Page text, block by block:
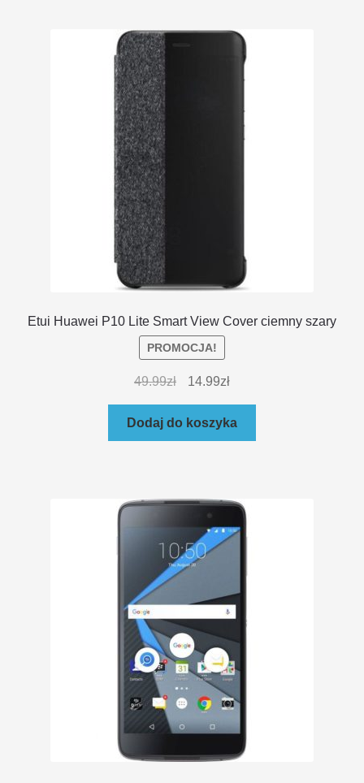
Etui Huawei P10 Lite Smart View Cover ciemny szary
PROMOCJA!
49.99zł 14.99zł
Dodaj do koszyka